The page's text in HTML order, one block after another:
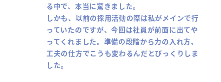
る中で、本当に驚きました。
しかも、以前の採用活動の際は私がメインで行
っていたのですが、今回は社員が前面に出てや
ってくれました。準備の段階から力の入れ方、
工夫の仕方でこうも変わるんだとびっくりしま
した。